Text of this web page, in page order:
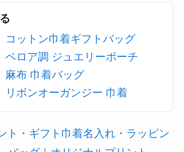
コットン巾着ギフトバッグ
ベロア調 ジュエリーポーチ
麻布 巾着バッグ
リボンオーガンジー 巾着
ト・ギフト巾着名入れ・ラッピン